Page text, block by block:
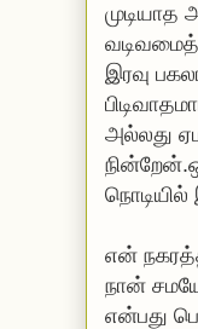
முடியாத
இரவு
அல்லது
என்
நான்
என்பது